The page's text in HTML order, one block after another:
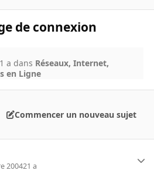
de connexion
a dans Réseaux, Internet,
en Ligne
Commencer un nouveau sujet
200421 a